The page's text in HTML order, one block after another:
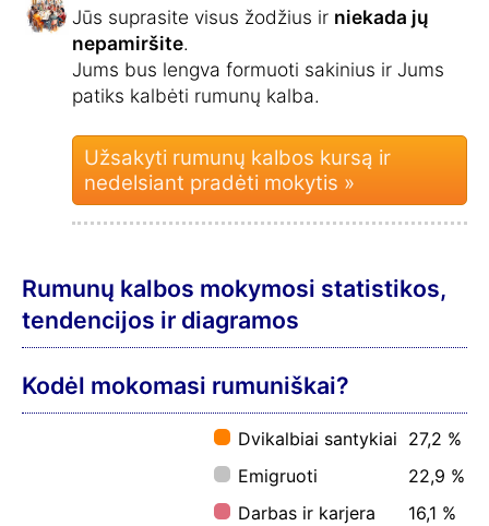
Jūs suprasite visus žodžius ir niekada jų
nepamiršite.
Jums bus lengva formuoti sakinius ir Jums
patiks kalbėti rumunų kalba.
Užsakyti rumunų kalbos kursą ir
nedelsiant pradėti mokytis »
Rumunų kalbos mokymosi statistikos,
tendencijos ir diagramos
Kodėl mokomasi rumuniškai?
Dvikalbiai santykiai 27,2 %
Emigruoti
22,9 %
Darbas ir karjera
16,1 %